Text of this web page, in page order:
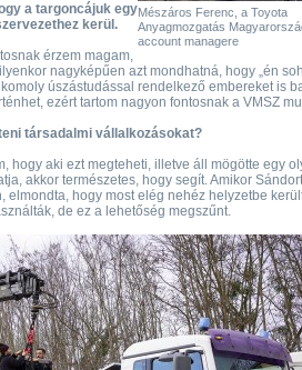
Mészáros Ferenc, a Toyota
Anyagmozgatás
account managere
a targoncájuk egy
kerül.
érzem magam,
nagyképűen azt mondhatná, hogy „én
úszástudással rendelkező embereket is
ezért tartom nagyon fontosnak a VMSZ
társadalmi vállalkozásokat?
hogy aki ezt megteheti, illetve áll mögötte egy
akkor természetes, hogy segít. Amikor Sándort
elmondta, hogy most elég nehéz helyzetbe
de ez a lehetőség megszűnt.